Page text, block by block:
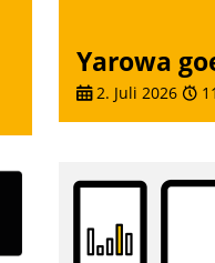
Yarowa
2. Juli 2026